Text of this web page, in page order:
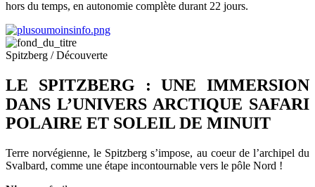
hors du temps, en autonomie complète durant 22 jours.
Spitzberg / Découverte
LE SPITZBERG : UNE IMMERSION
DANS L’UNIVERS ARCTIQUE SAFARI
POLAIRE ET SOLEIL DE MINUIT
Terre norvégienne, le Spitzberg s’impose, au coeur de l’archipel du
Svalbard, comme une étape incontournable vers le pôle Nord !